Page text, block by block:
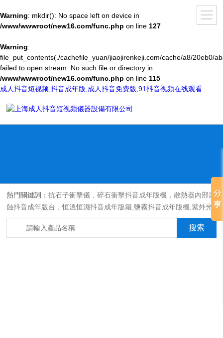
Warning: mkdir(): No space left on device in
/www/wwwroot/new16.com/func.php on line 127
Warning:
file_put_contents(./cachefile_yuan/jiaojirenkeji.com/cache/a8/20eb0/
failed to open stream: No such file or directory in
/www/wwwroot/new16.com/func.php on line 115
成人抖音短视频,抖音成年版,成人抖音免费版,91抖音视频在线观看
熱門關鍵詞：抗石子衝擊儀，碎石衝擊抖音成年版機，散熱器內部腐
蝕抖音成年版台，恒溫恒濕抖音成年版箱,鹽霧抖音成年版機,紫外光
耐氣候老化抖音成年版箱,氙燈老化抖音成年版箱，沙塵抖音成年版
箱，淋雨抖音成年版箱，汽車內飾材料燃燒抖音成年版機